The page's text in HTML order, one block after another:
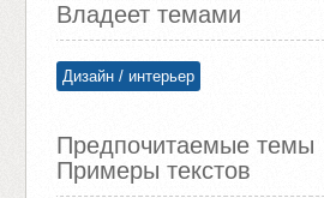
Владеет темами
Дизайн / интерьер
Предпочитаемые темы
Примеры текстов